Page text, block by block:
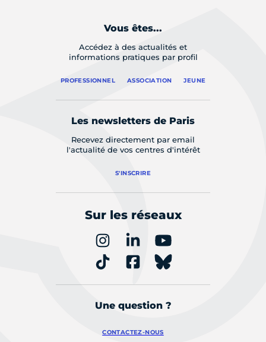
Vous êtes...
Accédez à des actualités et
informations pratiques par profil
PROFESSIONNEL ASSOCIATION JEUNE
Les newsletters de Paris
Recevez directement par email
l'actualité de vos centres d'intérêt
S'INSCRIRE
Sur les réseaux
Une question ?
CONTACTEZ-NOUS